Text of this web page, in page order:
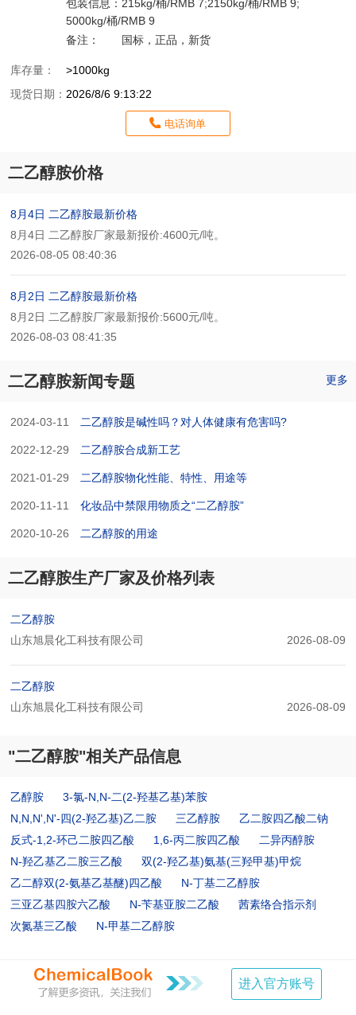
包装信息： 215kg/桶/RMB 7;2150kg/桶/RMB 9;
5000kg/桶/RMB 9
备注：
国标，正品，新货
库存量：
>1000kg
现货日期： 2026/8/6 9:13:22
电话询单
二乙醇胺价格
8月4日 二乙醇胺最新价格
8月4日 二乙醇胺厂家最新报价:4600元/吨。
2026-08-05 08:40:36
8月2日 二乙醇胺最新价格
8月2日 二乙醇胺厂家最新报价:5600元/吨。
2026-08-03 08:41:35
二乙醇胺新闻专题 更多
2024-03-11 二乙醇胺是碱性吗？对人体健康有危害吗?
2022-12-29 二乙醇胺合成新工艺
2021-01-29 二乙醇胺物化性能、特性、用途等
2020-11-11 化妆品中禁限用物质之“二乙醇胺”
2020-10-26 二乙醇胺的用途
二乙醇胺生产厂家及价格列表
二乙醇胺
山东旭晨化工科技有限公司
2026-08-09
二乙醇胺
山东旭晨化工科技有限公司
2026-08-09
"二乙醇胺"相关产品信息
乙醇胺
3-氯-N,N-二(2-羟基乙基)苯胺
N,N,N',N'-四(2-羟乙基)乙二胺
三乙醇胺
乙二胺四乙酸二钠
反式-1,2-环己二胺四乙酸
1,6-丙二胺四乙酸
二异丙醇胺
N-羟乙基乙二胺三乙酸
双(2-羟乙基)氨基(三羟甲基)甲烷
乙二醇双(2-氨基乙基醚)四乙酸
N-丁基二乙醇胺
三亚乙基四胺六乙酸
N-苄基亚胺二乙酸
茜素络合指示剂
次氮基三乙酸
N-甲基二乙醇胺
进入官方账号